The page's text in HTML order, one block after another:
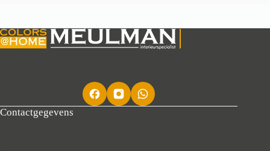
Contactgegevens